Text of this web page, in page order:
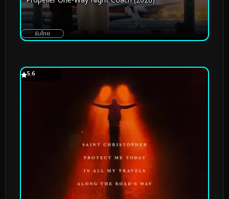
ซับไทย
5.6